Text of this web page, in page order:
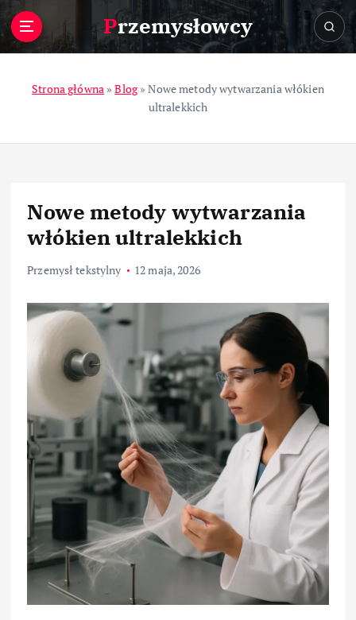
Przemysłowcy
Strona główna »Blog»Nowe metody wytwarzania włókien
ultralekkich
Nowe metody wytwarzania
włókien ultralekkich
Przemysł tekstylny 12 maja, 2026